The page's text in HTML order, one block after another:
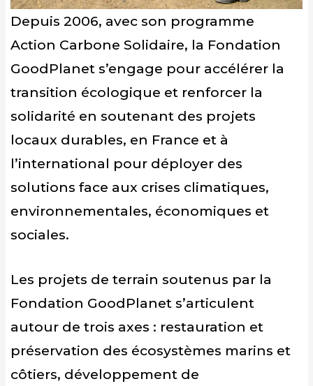
Depuis 2006, avec son programme
Action Carbone Solidaire, la Fondation
GoodPlanet s’engage pour accélérer la
transition écologique et renforcer la
solidarité en soutenant des projets
locaux durables, en France et à
l’international pour déployer des
solutions face aux crises climatiques,
environnementales, économiques et
sociales.
Les projets de terrain soutenus par la
Fondation GoodPlanet s’articulent
autour de trois axes : restauration et
préservation des écosystèmes marins et
côtiers, développement de